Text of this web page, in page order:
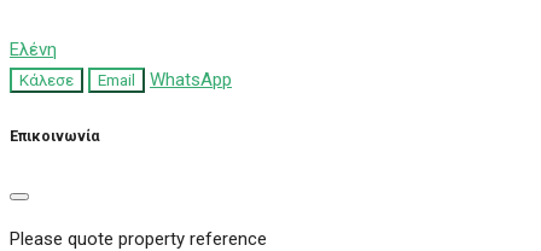
Ελένη
Κάλεσε Email WhatsApp
Επικοινωνία
Please quote property reference